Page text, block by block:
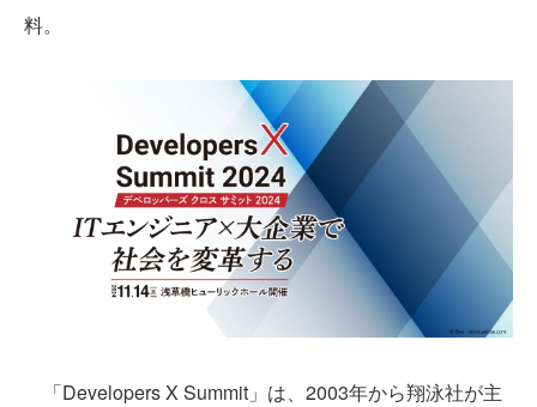
料。
「Developers X Summit」は、2003年から翔泳社が主